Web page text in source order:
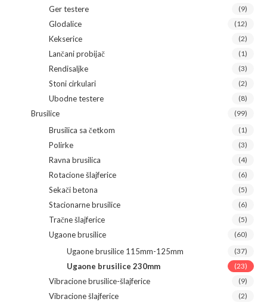
Ger testere (9)
Glodalice (12)
Kekserice (2)
Lančani probijač (1)
Rendisaljke (3)
Stoni cirkulari (2)
Ubodne testere (8)
Brusilice (99)
Brusilica sa četkom (1)
Polirke (3)
Ravna brusilica (4)
Rotacione šlajferice (6)
Sekači betona (5)
Stacionarne brusilice (6)
Tračne šlajferice (5)
Ugaone brusilice (60)
Ugaone brusilice 115mm-125mm (37)
Ugaone brusilice 230mm (23)
Vibracione brusilice-šlajferice (9)
Vibracione šlajferice (2)